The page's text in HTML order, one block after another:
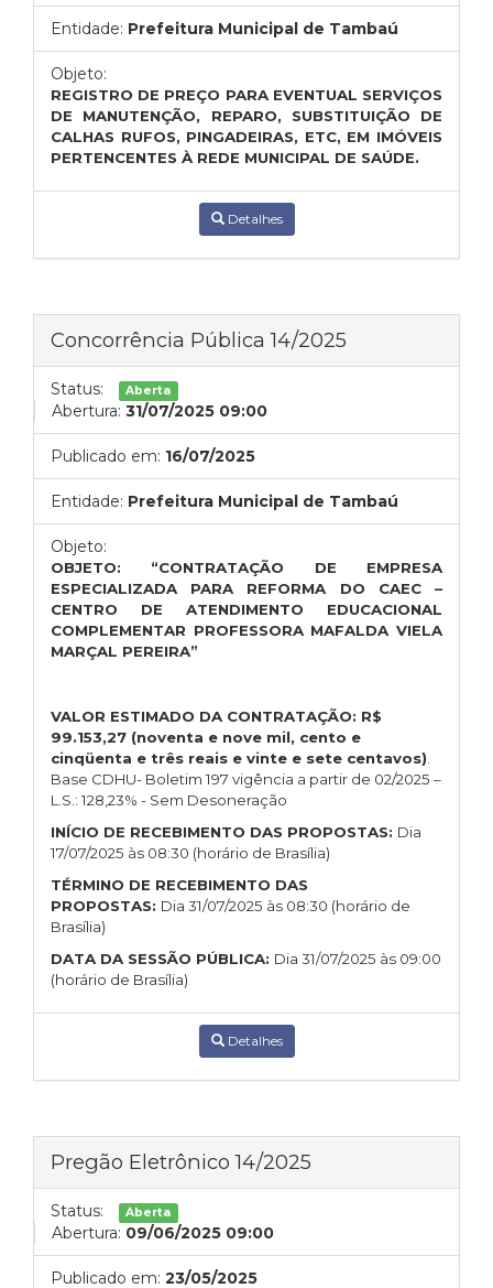
Entidade: Prefeitura Municipal de Tambaú
Objeto:
REGISTRO DE PREÇO PARA EVENTUAL SERVIÇOS
DE MANUTENÇÃO, REPARO, SUBSTITUIÇÃO DE
CALHAS RUFOS, PINGADEIRAS, ETC, EM IMÓVEIS
PERTENCENTES À REDE MUNICIPAL DE SAÚDE.
Detalhes
Concorrência Pública 14/2025
Status: Aberta
Abertura: 31/07/2025 09:00
Publicado em: 16/07/2025
Entidade: Prefeitura Municipal de Tambaú
Objeto:
OBJETO: “CONTRATAÇÃO DE EMPRESA
ESPECIALIZADA PARA REFORMA DO CAEC –
CENTRO DE ATENDIMENTO EDUCACIONAL
COMPLEMENTAR PROFESSORA MAFALDA VIELA
MARÇAL PEREIRA”
VALOR ESTIMADO DA CONTRATAÇÃO: R$
99.153,27 (noventa e nove mil, cento e
cinqüenta e três reais e vinte e sete centavos)
Base CDHU- Boletim 197 vigência a partir de 02/2025 –
L.S.: 128,23% - Sem Desoneração
INÍCIO DE RECEBIMENTO DAS PROPOSTAS: Dia
17/07/2025 às 08:30 (horário de Brasília)
TÉRMINO DE RECEBIMENTO DAS
PROPOSTAS: Dia 31/07/2025 às 08:30 (horário de
Brasília)
DATA DA SESSÃO PÚBLICA: Dia 31/07/2025 às 09:00
(horário de Brasília)
Detalhes
Pregão Eletrônico 14/2025
Status: Aberta
Abertura: 09/06/2025 09:00
Publicado em: 23/05/2025